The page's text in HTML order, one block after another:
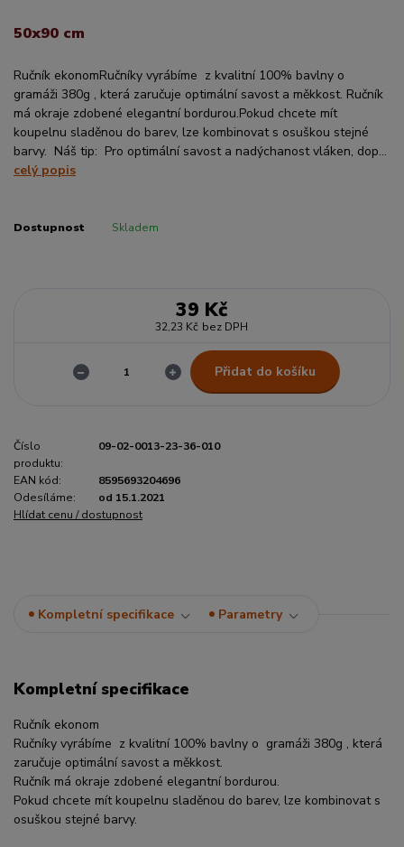
50x90 cm
Ručník ekonomRučníky vyrábíme z kvalitní 100% bavlny o
gramáži 380g , která zaručuje optimální savost a měkkost. Ručník
má okraje zdobené elegantní bordurou.Pokud chcete mít
koupelnu sladěnou do barev, lze kombinovat s osuškou stejné
barvy. Náš tip: Pro optimální savost a nadýchanost vláken, dop...
celý popis
Dostupnost Skladem
39 Kč
32,23 Kč bez DPH
Přidat do košíku
Číslo
produktu:
09-02-0013-23-36-010
EAN kód:
8595693204696
Odesíláme:
od 15.1.2021
Hlídat cenu / dostupnost
Kompletní specifikace Parametry
Kompletní specifikace
Ručník ekonom
Ručníky vyrábíme z kvalitní 100% bavlny o gramáži 380g , která
zaručuje optimální savost a měkkost.
Ručník má okraje zdobené elegantní bordurou.
Pokud chcete mít koupelnu sladěnou do barev, lze kombinovat s
osuškou stejné barvy.